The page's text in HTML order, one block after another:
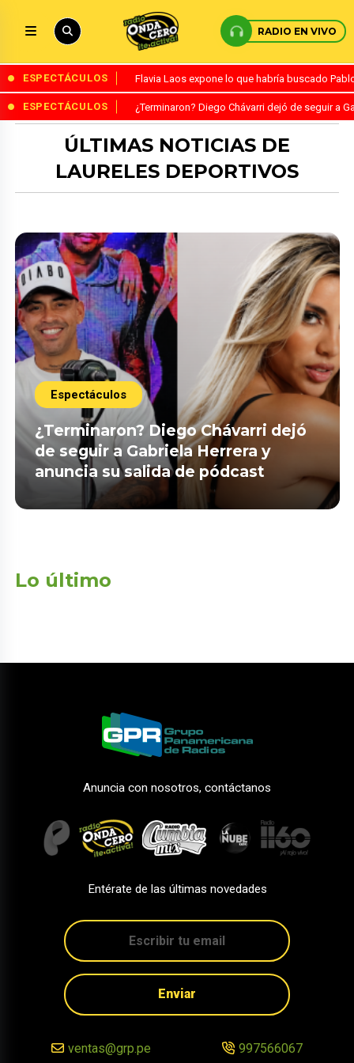
RADIO EN VIVO
ESPECTÁCULOS Flavia Laos expone lo que habría buscado
ESPECTÁCULOS ¿Terminaron? Diego Chávarri dejó de seguir a
ÚLTIMAS NOTICIAS DE
LAURELES DEPORTIVOS
Espectáculos
¿Terminaron? Diego Chávarri dejó
de seguir a Gabriela Herrera y
anuncia su salida de pódcast
Lo último
Anuncia con nosotros, contáctanos
Entérate de las últimas novedades
Enviar
ventas@grp.pe 997566067